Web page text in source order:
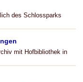
des Schlossparks
mit Hofbibliothek in